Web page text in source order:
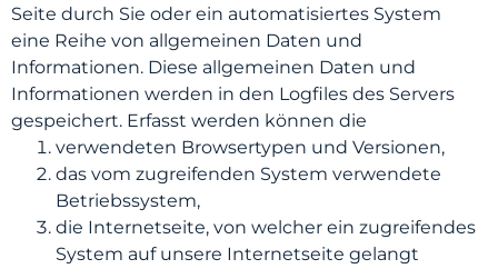
Seite durch Sie oder ein automatisiertes System
eine Reihe von allgemeinen Daten und
Informationen. Diese allgemeinen Daten und
Informationen werden in den Logfiles des Servers
gespeichert. Erfasst werden können die
verwendeten Browsertypen und Versionen,
das vom zugreifenden System verwendete
Betriebssystem,
die Internetseite, von welcher ein zugreifendes
System auf unsere Internetseite gelangt